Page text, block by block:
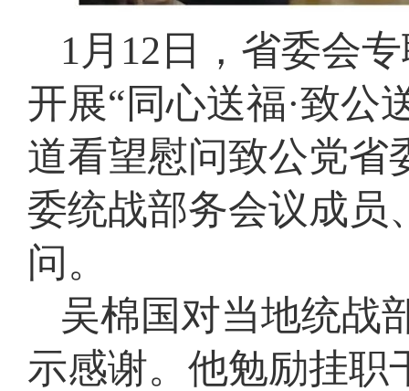
1月12日，省委会
开展“同心送福·致公
道看望慰问致公党省
委统战部务会议成员
问。
吴棉国对当地统战
示感谢。他勉励挂职